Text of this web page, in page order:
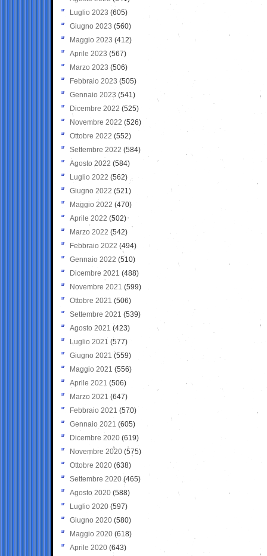
Luglio 2023 (605)
Giugno 2023 (560)
Maggio 2023 (412)
Aprile 2023 (567)
Marzo 2023 (506)
Febbraio 2023 (505)
Gennaio 2023 (541)
Dicembre 2022 (525)
Novembre 2022 (526)
Ottobre 2022 (552)
Settembre 2022 (584)
Agosto 2022 (584)
Luglio 2022 (562)
Giugno 2022 (521)
Maggio 2022 (470)
Aprile 2022 (502)
Marzo 2022 (542)
Febbraio 2022 (494)
Gennaio 2022 (510)
Dicembre 2021 (488)
Novembre 2021 (599)
Ottobre 2021 (506)
Settembre 2021 (539)
Agosto 2021 (423)
Luglio 2021 (577)
Giugno 2021(559)
Maggio 2021 (556)
Aprile 2021 (506)
Marzo 2021 (647)
Febbraio 2021 (570)
Gennaio 2021 (605)
Dicembre 2020 (619)
Novembre 2020 (575)
Ottobre 2020 (638)
Settembre 2020(465)
Agosto 2020 (588)
Luglio 2020 (597)
Giugno 2020 (580)
Maggio 2020 (618)
Aprile 2020 (643)